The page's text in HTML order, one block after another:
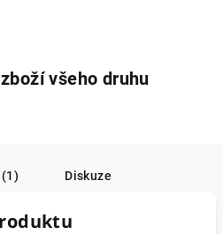
všeho druhu
Diskuze